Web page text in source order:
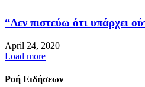
“Δεν πιστεύω ότι υπάρχει
April 24, 2020
Load more
Ροή Ειδήσεων